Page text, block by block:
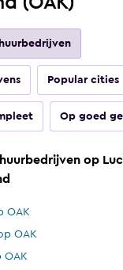
Popular cities
Op goed
op
OAK
OAK
OAK